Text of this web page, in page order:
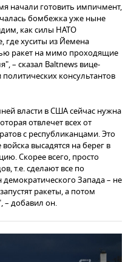
начали готовить импичмент,
бомбежка уже ныне
как силы НАТО
где хуситы из Йемена
ракет на мимо проходящие
– сказал Baltnews вице-
консультантов
власти в США сейчас нужна
отвлечет всех от
с республиканцами. Это
высадятся на берег в
Скорее всего, просто
т.е. сделают все по
Запада – не
ракеты, а потом
– добавил он.